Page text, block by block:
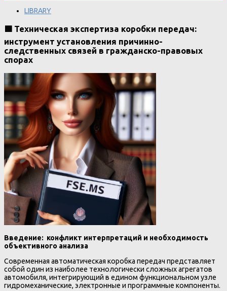
LIBRARY
🟩 Техническая экспертиза коробки передач:
инструмент установления причинно-
следственных связей в гражданско-правовых
спорах
Введение: конфликт интерпретаций и необходимость
объективного анализа
Современная автоматическая коробка передач представляет
собой один из наиболее технологически сложных агрегатов
автомобиля, интегрирующий в едином функциональном узле
гидромеханические, электронные и программные компоненты.